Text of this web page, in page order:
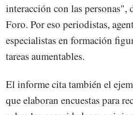
interacción con las personas",
Foro. Por eso periodistas,
especialistas en formación
tareas aumentables.
El informe cita también el
que elaboran encuestas para